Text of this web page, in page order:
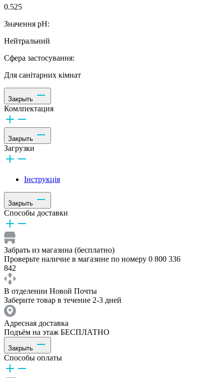
0.525
Значення рН:
Нейтральний
Сфера застосування:
Для санітарних кімнат
Закрыть
Комлпектация
Закрыть
Загрузки
Інструкція
Закрыть
Способы доставки
Забрать из магазина (бесплатно)
Проверьте наличие в магазине по номеру 0 800 336
842
В отделении Новой Почты
Заберите товар в течение 2-3 дней
Адресная доставка
Подъём на этаж БЕСПЛАТНО
Закрыть
Способы оплаты